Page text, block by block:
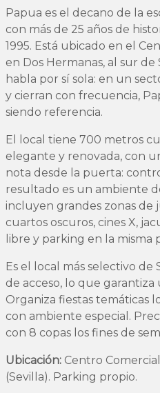
Papua es el decano de la
con más de 25 años de
1995. Está ubicado en el
en Dos Hermanas, al sur de
habla por sí sola: en un
y cierran con frecuencia,
siendo referencia.
El local tiene 700 metros
elegante y renovada, con
nota desde la puerta:
resultado es un ambiente
incluyen grandes zonas de
cuartos oscuros, cines X,
libre y parking en la misma
Es el local más selectivo de
de acceso, lo que
Organiza fiestas temáticas
con ambiente especial.
con 8 copas los fines de
Ubicación: Centro
(Sevilla). Parking propio.